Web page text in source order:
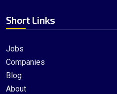
Short Links
Jobs
Companies
Blog
About